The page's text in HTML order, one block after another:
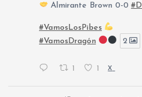
Almirante Brown 0-0
#VamosLosPibes
#VamosDragón
2
X